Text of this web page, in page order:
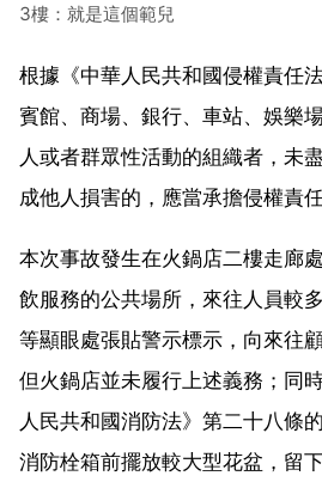
3樓：就是這個範兒
根據《中華人民共和國侵權責任
賓館、商場、銀行、車站、娛樂
人或者群眾性活動的組織者，未
成他人損害的，應當承擔侵權責任
本次事故發生在火鍋店二樓走廊
飲服務的公共場所，來往人員較
等顯眼處張貼警示標示，向來往
但火鍋店並未履行上述義務；同
人民共和國消防法》第二十八條
消防栓箱前擺放較大型花盆，留